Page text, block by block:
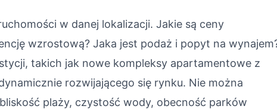
w danej lokalizacji. Jakie są ceny
wzrostową? Jaka jest podaż i popyt na
takich jak nowe kompleksy apartamentowe z
rozwijającego się rynku. Nie można
plaży, czystość wody, obecność parków